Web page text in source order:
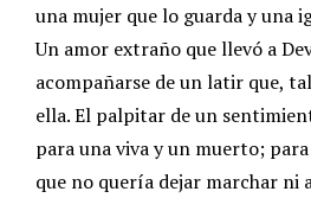
una mujer que lo guarda y una
Un amor extraño que llevó a
acompañarse de un latir que,
ella. El palpitar de un
para una viva y un muerto;
que no quería dejar marchar ni